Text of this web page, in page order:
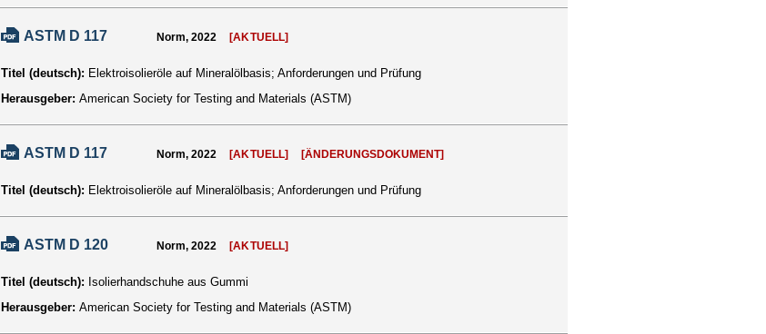
ASTM D 117 Norm, 2022 [AKTUELL]
Titel (deutsch): Elektroisolieröle auf Mineralölbasis; Anforderungen und Prüfung
Herausgeber: American Society for Testing and Materials (ASTM)
ASTM D 117 Norm, 2022 [AKTUELL] [ÄNDERUNGSDOKUMENT]
Titel (deutsch): Elektroisolieröle auf Mineralölbasis; Anforderungen und Prüfung
ASTM D 120 Norm, 2022 [AKTUELL]
Titel (deutsch): Isolierhandschuhe aus Gummi
Herausgeber: American Society for Testing and Materials (ASTM)